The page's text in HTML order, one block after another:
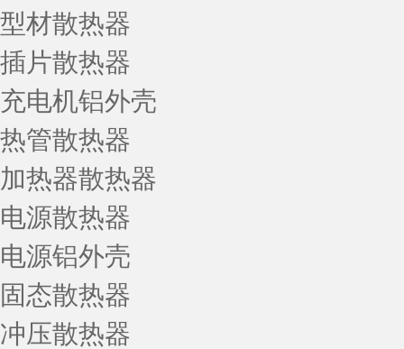
型材散热器
插片散热器
充电机铝外壳
热管散热器
加热器散热器
电源散热器
电源铝外壳
固态散热器
冲压散热器